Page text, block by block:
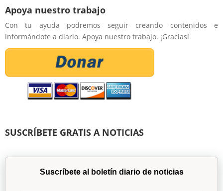
Apoya nuestro trabajo
Con tu ayuda podremos seguir creando contenidos e
informándote a diario. Apoya nuestro trabajo. ¡Gracias!
SUSCRÍBETE GRATIS A NOTICIAS
Suscríbete al boletín diario de noticias